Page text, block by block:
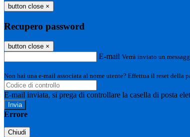
button close ×
Recupero password
button close ×
E-mail Verrà inviato un
Non hai una e-mail associata al nome utente? Effettua il reset della
E-mail inviata, si prega di controllare la casella di posta
Errore
Chiudi